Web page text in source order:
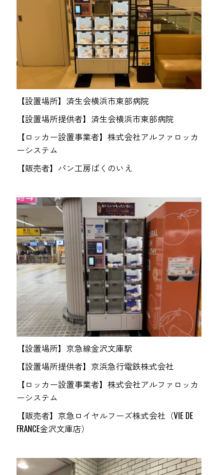
【設置場所】済生会横浜市東部病院
【設置場所提供者】済生会横浜市東部病院
【ロッカー設置事業者】株式会社アルファロッカ
ーシステム
【販売者】パン工房ばくのいえ
【設置場所】京急線金沢文庫駅
【設置場所提供者】京浜急行電鉄株式会社
【ロッカー設置事業者】株式会社アルファロッカ
ーシステム
【販売者】京急ロイヤルフーズ株式会社（VIE DE
FRANCE金沢文庫店）